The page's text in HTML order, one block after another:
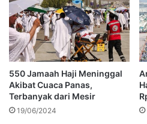
550 Jamaah Haji Meninggal
Akibat Cuaca Panas,
Terbanyak dari Mesir
19/06/2024